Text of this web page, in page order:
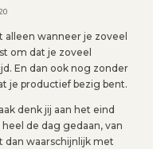
wanneer je zoveel
om dat je zoveel
En dan ook nog zonder
je productief bezig bent.
denk jij aan het eind
de dag gedaan, van
dan waarschijnlijk met